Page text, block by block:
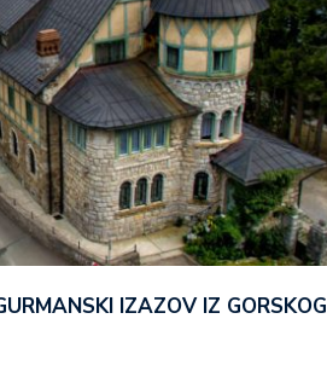
IZAZOV IZ GORSKOG